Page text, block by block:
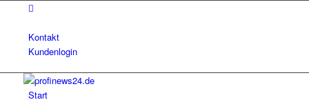
Kontakt
Kundenlogin
Start